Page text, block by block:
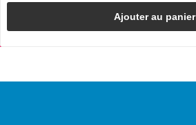
Ajouter au panier